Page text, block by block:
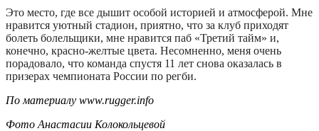
Это место, где все дышит особой историей и атмосферой. Мне
нравится уютный стадион, приятно, что за клуб приходят
болеть болельщики, мне нравится паб «Третий тайм» и,
конечно, красно-желтые цвета. Несомненно, меня очень
порадовало, что команда спустя 11 лет снова оказалась в
призерах чемпионата России по регби.
По материалу www.rugger.info
Фото Анастасии Колокольцевой